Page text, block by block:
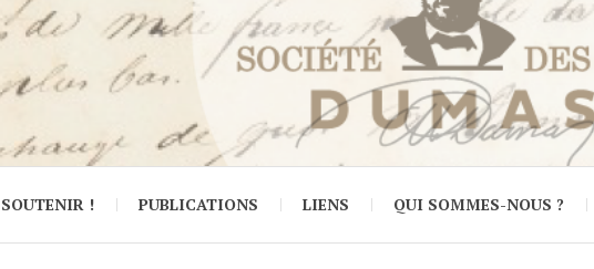
! PUBLICATIONS LIENS QUI SOMMES-NOUS ?